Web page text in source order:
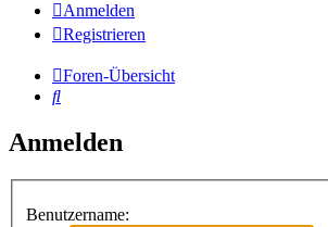
Anmelden
Registrieren
Foren-Übersicht
Suche
Anmelden
Benutzername: